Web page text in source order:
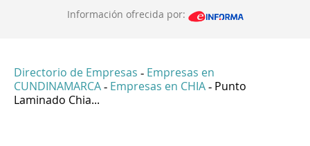
Información ofrecida por:
Directorio de Empresas - Empresas en
CUNDINAMARCA - Empresas en CHIA - Punto
Laminado Chia...